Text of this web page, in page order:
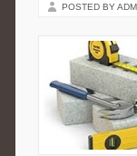
POSTED BY